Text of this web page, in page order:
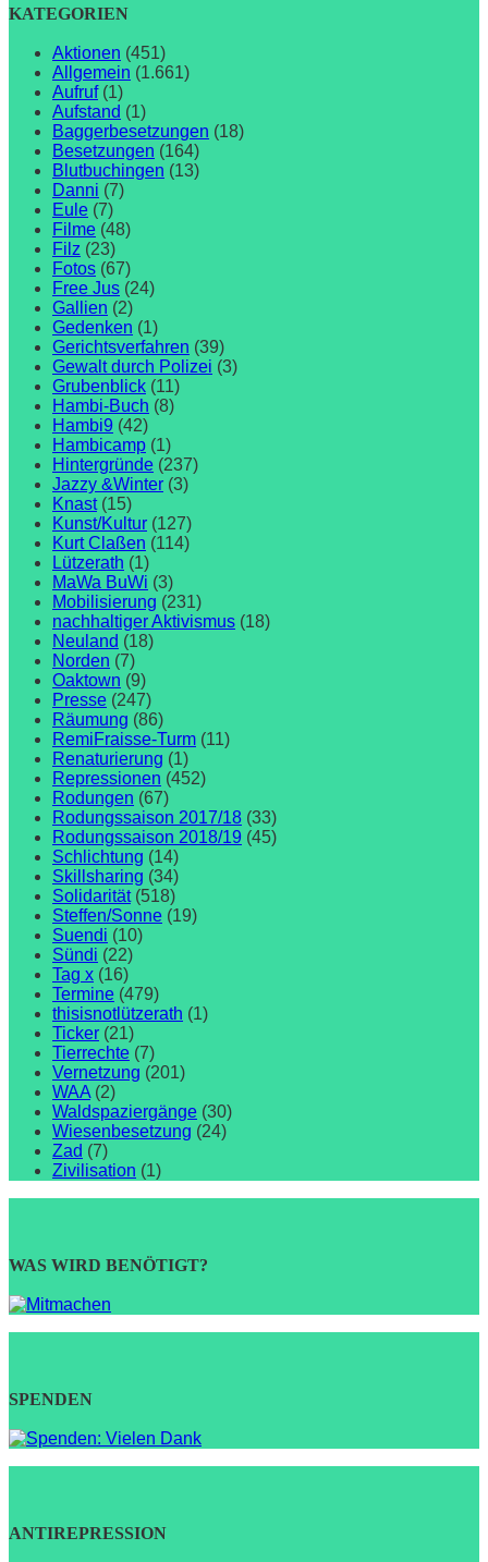
KATEGORIEN
Aktionen (451)
Allgemein (1.661)
Aufruf (1)
Aufstand (1)
Baggerbesetzungen (18)
Besetzungen (164)
Blutbuchingen (13)
Danni (7)
Eule (7)
Filme (48)
Filz (23)
Fotos (67)
Free Jus (24)
Gallien (2)
Gedenken (1)
Gerichtsverfahren (39)
Gewalt durch Polizei (3)
Grubenblick (11)
Hambi-Buch (8)
Hambi9 (42)
Hambicamp (1)
Hintergründe (237)
Jazzy &Winter (3)
Knast (15)
Kunst/Kultur (127)
Kurt Claßen (114)
Lützerath (1)
MaWa BuWi (3)
Mobilisierung (231)
nachhaltiger Aktivismus (18)
Neuland (18)
Norden (7)
Oaktown (9)
Presse (247)
Räumung (86)
RemiFraisse-Turm (11)
Renaturierung (1)
Repressionen (452)
Rodungen (67)
Rodungssaison 2017/18 (33)
Rodungssaison 2018/19 (45)
Schlichtung (14)
Skillsharing (34)
Solidarität (518)
Steffen/Sonne (19)
Suendi (10)
Sündi (22)
Tag x (16)
Termine (479)
thisisnotlützerath (1)
Ticker (21)
Tierrechte (7)
Vernetzung (201)
WAA (2)
Waldspaziergänge (30)
Wiesenbesetzung (24)
Zad (7)
Zivilisation (1)
WAS WIRD BENÖTIGT?
SPENDEN
ANTIREPRESSION